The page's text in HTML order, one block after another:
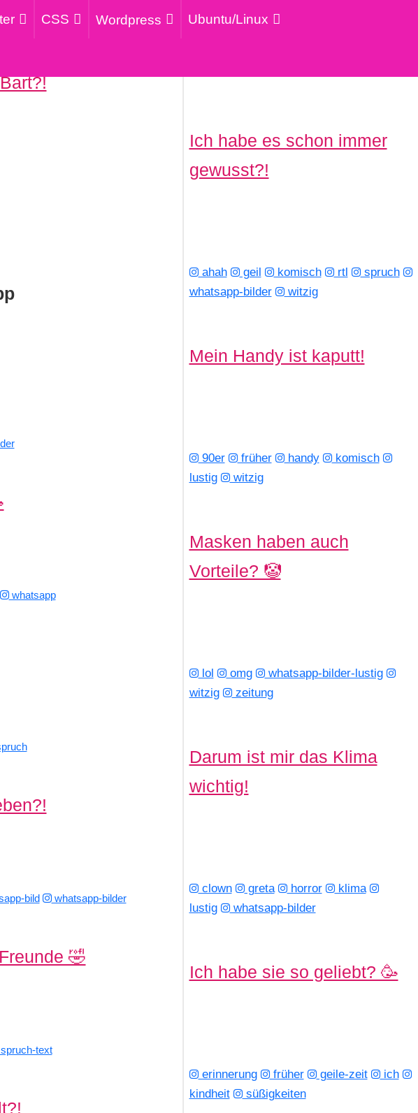
CSS Wordpress Ubuntu/Linux
whatsapp
bild whatsapp-bilder
🤣
text
Ich habe es schon immer
gewusst?!
ahah geil komisch rtl
spruch
whatsapp-bilder
witzig
Mein Handy ist kaputt!
90er früher handy
komisch
lustig
witzig
Masken haben auch
Vorteile? 🤡
lol omg
whatsapp-bilder-lustig
witzig
zeitung
Darum ist mir das Klima
wichtig!
clown greta horror
klima
lustig
whatsapp-bilder
Ich habe sie so geliebt? 🥳
erinnerung früher geile-zeit
ich
kindheit
süßigkeiten